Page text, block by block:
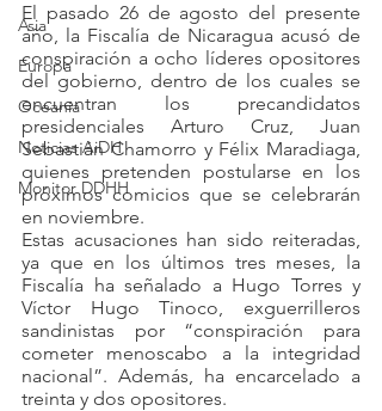
Asia
Europa
Oceanía
Noticias AiDH
Monitor DDHH
El pasado 26 de agosto del presente
año, la Fiscalía de Nicaragua acusó de
conspiración a ocho líderes opositores
del gobierno, dentro de los cuales se
encuentran los precandidatos
presidenciales Arturo Cruz, Juan
Sebastián Chamorro y Félix Maradiaga,
quienes pretenden postularse en los
próximos comicios que se celebrarán
en noviembre.
Estas acusaciones han sido reiteradas,
ya que en los últimos tres meses, la
Fiscalía ha señalado a Hugo Torres y
Víctor Hugo Tinoco, exguerrilleros
sandinistas por “conspiración para
cometer menoscabo a la integridad
nacional”. Además, ha encarcelado a
treinta y dos opositores.